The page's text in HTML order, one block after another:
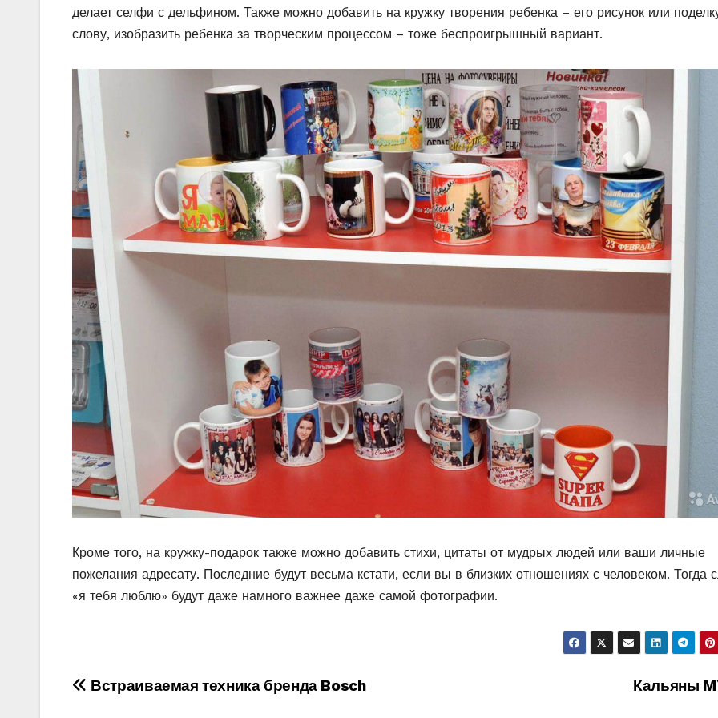
делает селфи с дельфином. Также можно добавить на кружку творения ребенка – его рисунок или
слову, изобразить ребенка за творческим процессом – тоже беспроигрышный вариант.
Кроме того, на кружку-подарок также можно добавить стихи, цитаты от мудрых людей или ваши личные
пожелания адресату. Последние будут весьма кстати, если вы в близких отношениях с человеком. Тогда
«я тебя люблю» будут даже намного важнее даже самой фотографии.
Навигация
Кальяны
Встраиваемая техника бренда Bosch